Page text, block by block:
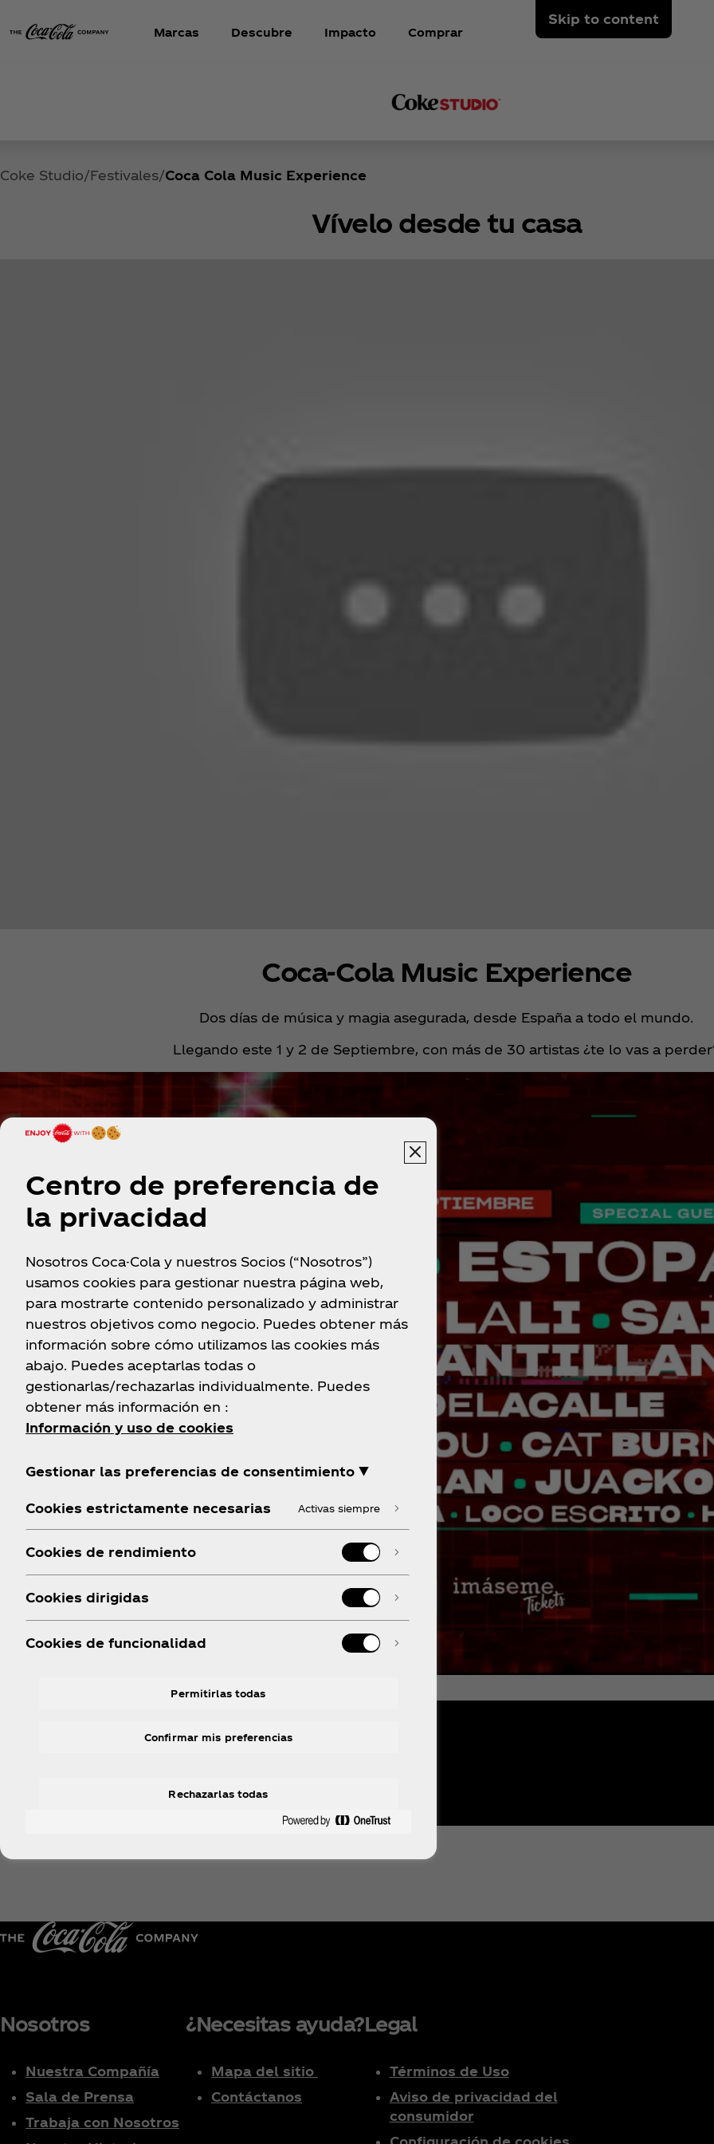
Skip to content
Marcas Descubre Impacto Comprar
Coke Studio Festivales Coca Cola Music Experience
Vívelo desde tu casa
Coca‑Cola Music Experience
Dos días de música y magia asegurada, desde España a todo el mundo.
Llegando este 1 y 2 de Septiembre, con más de 30 artistas ¿te lo vas a
Nosotros
Nuestra Compañía
Sala de Prensa
Trabaja con Nosotros
¿Necesitas ayuda?
Mapa del sitio
Contáctanos
Legal
Términos de Uso
Aviso de privacidad del
consumidor
Centro de preferencia de
la privacidad
Nosotros Coca-Cola y nuestros Socios (“Nosotros”)
usamos cookies para gestionar nuestra página web,
para mostrarte contenido personalizado y administrar
nuestros objetivos como negocio. Puedes obtener más
información sobre cómo utilizamos las cookies más
abajo. Puedes aceptarlas todas o
gestionarlas/rechazarlas individualmente. Puedes
obtener más información en :
Información y uso de cookies
Gestionar las preferencias de consentimiento ▼
Cookies estrictamente necesarias Activas siempre
Cookies de rendimiento
Cookies dirigidas
Cookies de funcionalidad
Permitirlas todas
Rechazarlas todas
Confirmar mis preferencias